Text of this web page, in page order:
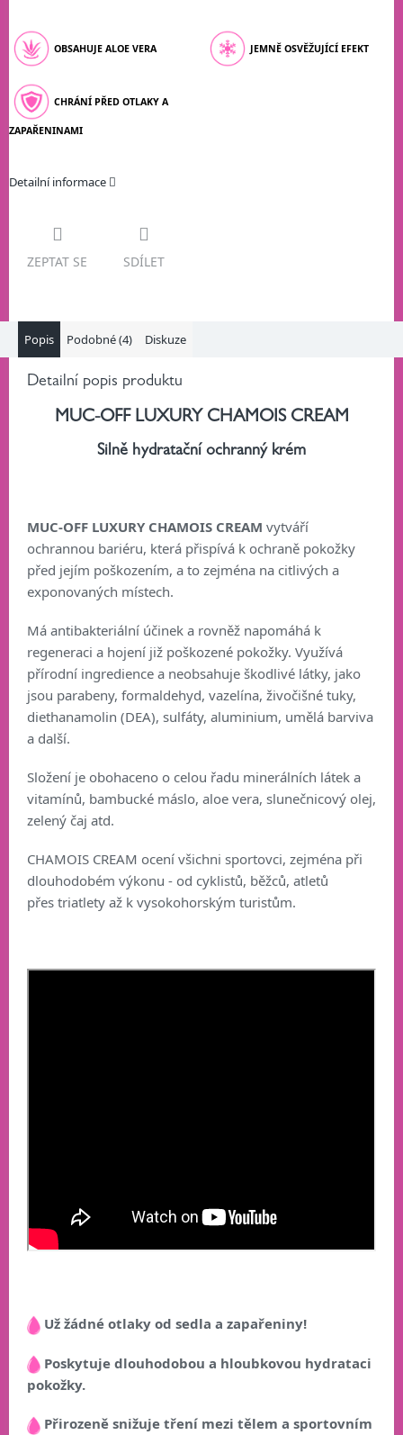
OBSAHUJE ALOE VERA JEMNĚ OSVĚŽUJÍCÍ EFEKT
CHRÁNÍ PŘED OTLAKY A
ZAPAŘENINAMI
Detailní informace
ZEPTAT SE SDÍLET
Popis Podobné (4) Diskuze
Detailní popis produktu
MUC-OFF LUXURY CHAMOIS CREAM
Silně hydratační ochranný krém
MUC-OFF LUXURY CHAMOIS CREAM vytváří
ochrannou bariéru, která přispívá k ochraně pokožky
před jejím poškozením, a to zejména na citlivých a
exponovaných místech.
Má antibakteriální účinek a rovněž napomáhá k
regeneraci a hojení již poškozené pokožky. Využívá
přírodní ingredience a neobsahuje škodlivé látky, jako
jsou parabeny, formaldehyd, vazelína, živočišné tuky,
diethanamolin (DEA), sulfáty, aluminium, umělá barviva
a další.
Složení je obohaceno o celou řadu minerálních látek a
vitamínů, bambucké máslo, aloe vera, slunečnicový olej,
zelený čaj atd.
CHAMOIS CREAM ocení všichni sportovci, zejména při
dlouhodobém výkonu - od cyklistů, běžců, atletů
přes triatlety až k vysokohorským turistům.
Už žádné otlaky od sedla a zapařeniny!
Poskytuje dlouhodobou a hloubkovou hydrataci
pokožky.
Přirozeně snižuje tření mezi tělem a sportovním